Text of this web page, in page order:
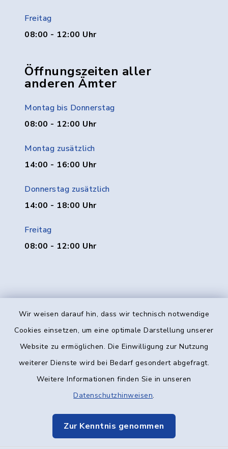
Wir weisen darauf hin, dass wir technisch notwendige
Cookies einsetzen, um eine optimale Darstellung unserer
Website zu ermöglichen. Die Einwilligung zur Nutzung
weiterer Dienste wird bei Bedarf gesondert abgefragt.
Weitere Informationen finden Sie in unseren
Datenschutzhinweisen.
Zur Kenntnis genommen
Freitag
08:00 - 12:00 Uhr
Öffnungszeiten aller
anderen Ämter
Montag bis Donnerstag
08:00 - 12:00 Uhr
Montag zusätzlich
14:00 - 16:00 Uhr
Donnerstag zusätzlich
14:00 - 18:00 Uhr
Freitag
08:00 - 12:00 Uhr
Kontakt
Datenschutz
Elektronische Kommunikation